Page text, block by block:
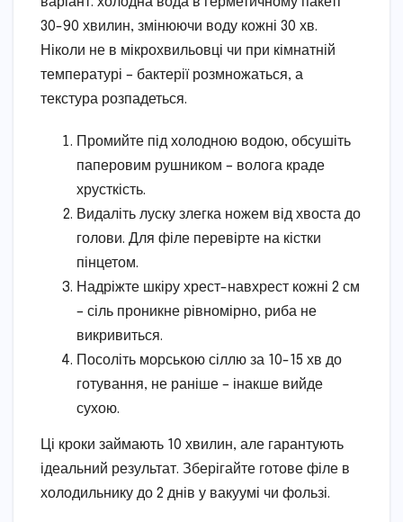
30-90 хвилин, змінюючи воду кожні 30 хв.
Ніколи не в мікрохвильовці чи при кімнатній
температурі – бактерії розмножаться, а
текстура розпадеться.
Промийте під холодною водою, обсушіть
паперовим рушником – волога краде
хрусткість.
Видаліть луску злегка ножем від хвоста до
голови. Для філе перевірте на кістки
пінцетом.
Надріжте шкіру хрест-навхрест кожні 2 см
– сіль проникне рівномірно, риба не
викривиться.
Посоліть морською сіллю за 10-15 хв до
готування, не раніше – інакше вийде
сухою.
Ці кроки займають 10 хвилин, але гарантують
ідеальний результат. Зберігайте готове філе в
холодильнику до 2 днів у вакуумі чи фользі.